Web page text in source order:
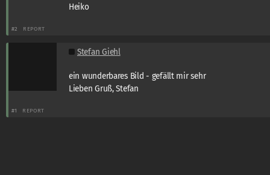
Heiko
#2 REPORT
Stefan Giehl
ein wunderbares Bild - gefällt mir sehr
Lieben Gruß, Stefan
#1 REPORT